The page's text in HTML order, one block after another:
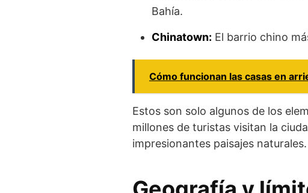
Bahía.
Chinatown: El barrio chino
Cómo funcionan las casas en
Estos son solo algunos de los
millones de turistas visitan la
impresionantes paisajes naturales.